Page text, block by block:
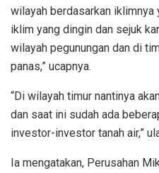
wilayah berdasarkan
iklim yang dingin dan sejuk
wilayah pegunungan dan di
panas,” ucapnya.
“Di wilayah timur nantinya
dan saat ini sudah ada
investor-investor tanah air,”
Ia mengatakan, Perusahan